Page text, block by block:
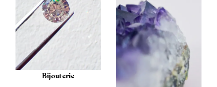
Bijouterie